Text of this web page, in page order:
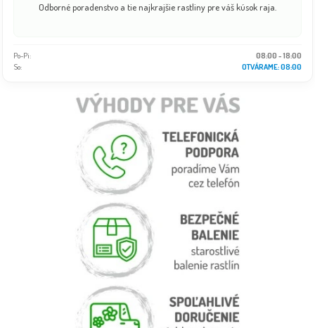
Odborné poradenstvo a tie najkrajšie rastliny pre váš kúsok raja.
Po-Pi:
08:00 - 18:00
So:
OTVÁRAME: 08:00